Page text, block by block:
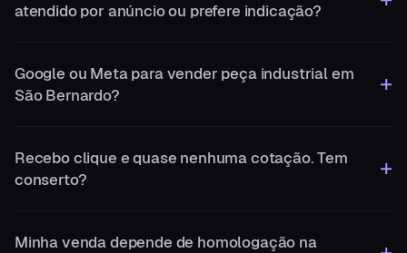
atendido por anúncio ou prefere indicação?
Google ou Meta para vender peça industrial em
São Bernardo?
Recebo clique e quase nenhuma cotação. Tem
conserto?
Minha venda depende de homologação na